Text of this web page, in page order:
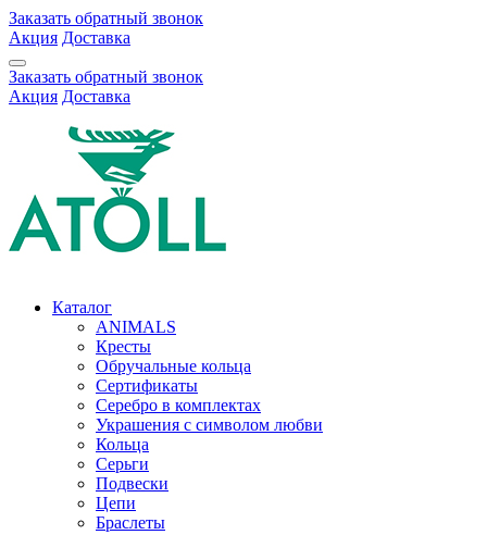
Заказать обратный звонок
Акция Доставка
Заказать обратный звонок
Акция Доставка
Каталог
ANIMALS
Кресты
Обручальные кольца
Сертификаты
Серебро в комплектах
Украшения с символом любви
Кольца
Серьги
Подвески
Цепи
Браслеты